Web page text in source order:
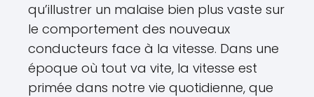
qu’illustrer un malaise bien plus vaste sur
le comportement des nouveaux
conducteurs face à la vitesse. Dans une
époque où tout va vite, la vitesse est
primée dans notre vie quotidienne, que